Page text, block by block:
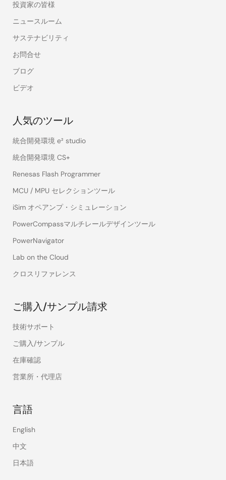
投資家の皆様
ニュースルーム
サステナビリティ
お問合せ
ブログ
ビデオ
人気のツール
統合開発環境 e² studio
統合開発環境 CS+
Renesas Flash Programmer
MCU / MPU セレクションツール
iSim オペアンプ・シミュレーション
PowerCompassマルチレールデザインツール
PowerNavigator
Lab on the Cloud
クロスリファレンス
ご購入/サンプル請求
技術サポート
ご購入/サンプル
在庫確認
営業所・代理店
言語
English
中文
日本語